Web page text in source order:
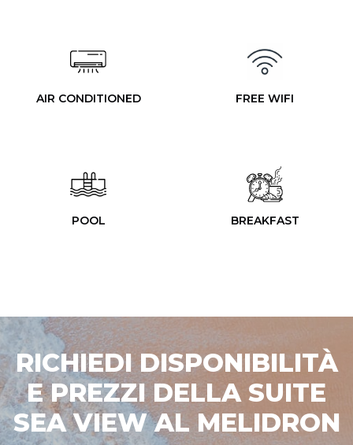
AIR CONDITIONED FREE WIFI
POOL BREAKFAST
RICHIEDI DISPONIBILITÀ
E PREZZI DELLA SUITE
SEA VIEW AL MELIDRON​